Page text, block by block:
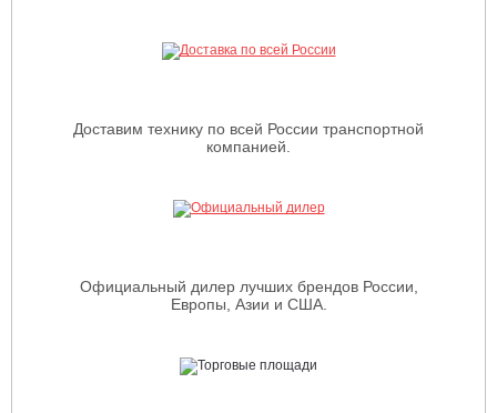
Доставим технику по всей России транспортной
компанией.
Официальный дилер лучших брендов России,
Европы, Азии и США.